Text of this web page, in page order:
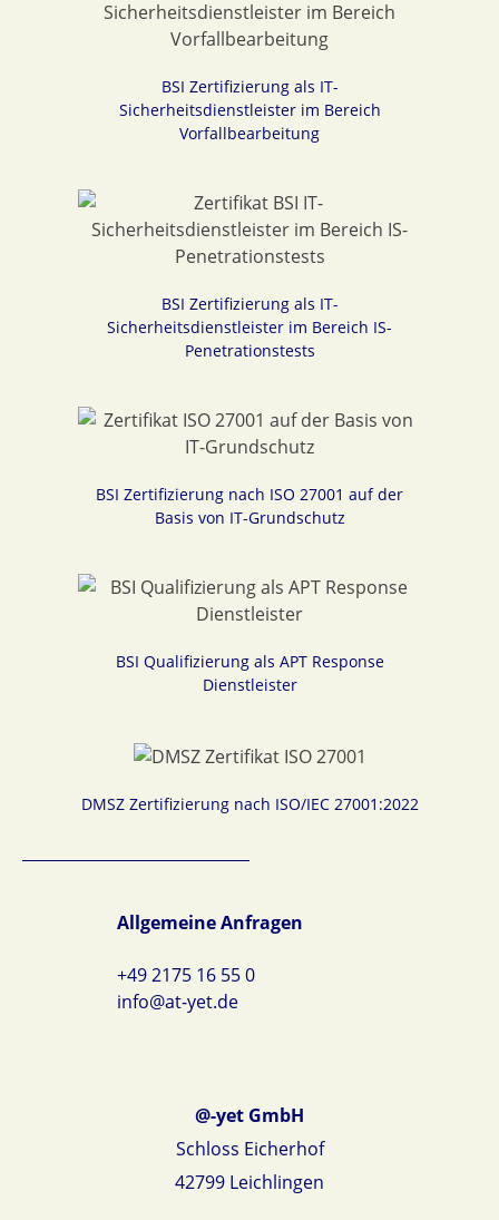
BSI Zertifizierung als IT-
Sicherheitsdienstleister im Bereich
Vorfallbearbeitung
BSI Zertifizierung als IT-
Sicherheitsdienstleister im Bereich IS-
Penetrationstests
BSI Zertifizierung nach ISO 27001 auf der
Basis von IT-Grundschutz
BSI Qualifizierung als APT Response
Dienstleister
DMSZ Zertifizierung nach ISO/IEC 27001:2022
Allgemeine Anfragen
+49 2175 16 55 0
info@at-yet.de
@-yet GmbH
Schloss Eicherhof
42799 Leichlingen